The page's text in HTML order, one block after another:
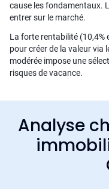
cause les fondamentaux.
entrer sur le marché.
La forte rentabilité (10,4%
pour créer de la valeur via
modérée impose une
risques de vacance.
Analyse